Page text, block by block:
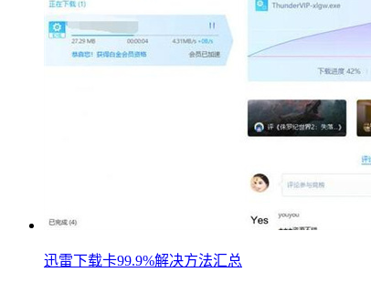
迅雷下载卡99.9%解决方法汇总